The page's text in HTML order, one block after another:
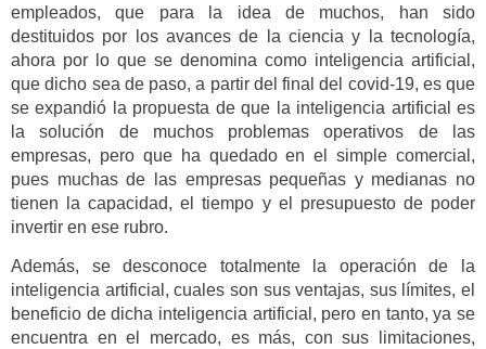
empleados, que para la idea de muchos, han sido
destituidos por los avances de la ciencia y la tecnología,
ahora por lo que se denomina como inteligencia artificial,
que dicho sea de paso, a partir del final del covid-19, es que
se expandió la propuesta de que la inteligencia artificial es
la solución de muchos problemas operativos de las
empresas, pero que ha quedado en el simple comercial,
pues muchas de las empresas pequeñas y medianas no
tienen la capacidad, el tiempo y el presupuesto de poder
invertir en ese rubro.
Además, se desconoce totalmente la operación de la
inteligencia artificial, cuales son sus ventajas, sus límites, el
beneficio de dicha inteligencia artificial, pero en tanto, ya se
encuentra en el mercado, es más, con sus limitaciones,